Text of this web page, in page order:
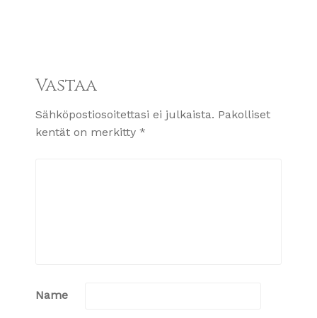
Vastaa
Sähköpostiosoitettasi ei julkaista. Pakolliset
kentät on merkitty *
Name